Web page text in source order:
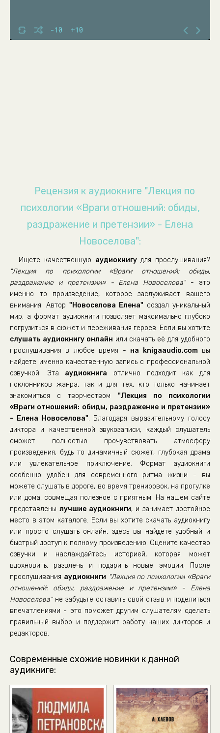
-10 +10
Рецензия к аудиокниге "Лекция по
психологии «Враги отношений: обиды,
раздражение и претензии» - Елена
Новоселова":
Ищете качественную аудиокнигудля прослушивания?
"Лекция по психологии «Враги отношений: обиды,
раздражение и претензии» - Елена Новоселова"- это
именно то произведение, которое заслуживает вашего
внимания. Автор "Новоселова Елена" создал уникальный
мир, а формат аудиокниги позволяет максимально глубоко
погрузиться в сюжет и переживания героев. Если вы хотите
слушать аудиокнигу онлайн или скачать её для удобного
прослушивания в любое время - на knigaaudio.comвы
найдете именно качественную запись с профессиональной
озвучкой. Эта аудиокнига отлично подходит как для
поклонников жанра, так и для тех, кто только начинает
знакомиться с творчеством "Лекция по психологии
«Враги отношений: обиды, раздражение и претензии»
- Елена Новоселова". Благодаря выразительному голосу
диктора и качественной звукозаписи, каждый слушатель
сможет полностью прочувствовать атмосферу
произведения, будь то динамичный сюжет, глубокая драма
или увлекательное приключение. Формат аудиокниги
особенно удобен для современного ритма жизни - вы
можете слушать в дороге, во время тренировок, на прогулке
или дома, совмещая полезное с приятным. На нашем сайте
представлены лучшие аудиокниги, и занимает достойное
место в этом каталоге. Если вы хотите скачать аудиокнигу
или просто слушать онлайн, здесь вы найдете удобный и
быстрый доступ к полному произведению. Оцените качество
озвучки и наслаждайтесь историей, которая может
вдохновить, развлечь и подарить новые эмоции. После
прослушивания аудиокниги "Лекция по психологии «Враги
отношений: обиды, раздражение и претензии» - Елена
Новоселова"не забудьте оставить свой отзыв и поделиться
впечатлениями - это поможет другим слушателям сделать
правильный выбор и поддержит работу наших дикторов и
редакторов.
Современные схожие новинки к данной
аудикниге: